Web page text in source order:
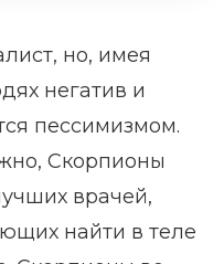
но, имея
негатив и
пессимизмом.
Скорпионы
врачей,
найти в теле